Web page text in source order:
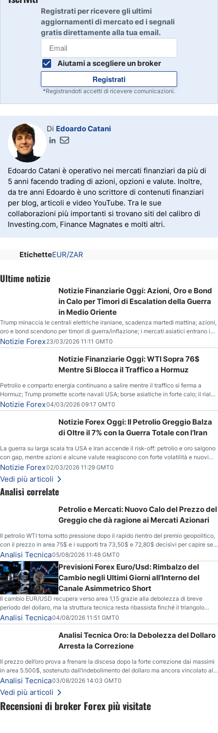
Registrati per ricevere gli ultimi
aggiornamenti di mercato ed i segnali
gratis direttamente alla tua email.
Aiutami a scegliere un broker
Registrati
*Registrandoti accetti di ricevere comunicazioni.
Di Edoardo Catani
Edoardo Catani è operativo nei mercati finanziari da più di
5 anni facendo trading di azioni, opzioni e valute. Inoltre,
da tre anni Edoardo è uno scrittore di contenuti finanziari
per blog, articoli e video YouTube. Tra le sue
collaborazioni più importanti si trovano siti del calibro di
Investing.com, Finance Magnates e molti altri.
EtichetteEUR/ZAR
Recensioni di broker Forex più visitate
Ultime notizie
Notizie Finanziarie Oggi: Azioni, Oro e Bond
in Calo per Timori di Escalation della Guerra
in Medio Oriente
Trump minaccia le centrali elettriche iraniane, scadenza martedì mattina; azioni,
oro e bond scendono per timori di guerra/inflazione; i mercati asiatici entrano in
correzione; il petrolio greggio resta stabile.
Notizie Forex23/03/2026 11:11 GMT0
Notizie Finanziarie Oggi: WTI Sopra 76$
Mentre Si Blocca il Traffico a Hormuz
Petrolio e comparto energia continuano a salire mentre il traffico si ferma a
Hormuz; Trump promette scorte navali USA; borse asiatiche in forte calo; il rialzo
del gas naturale mette pressione all’euro.
Notizie Forex04/03/2026 09:17 GMT0
Notizie Forex Oggi: Il Petrolio Greggio Balza
di Oltre il 7% con la Guerra Totale con l’Iran
La guerra su larga scala tra USA e Iran accende il risk-off: petrolio e oro salgono
con gap, mentre azioni e alcune valute reagiscono con forte volatilità e nuovi
livelli da monitorare.
Notizie Forex02/03/2026 11:29 GMT0
Vedi più articoli
Analisi correlate
Petrolio e Mercati: Nuovo Calo del Prezzo del
Greggio che dà ragione ai Mercati Azionari
Il petrolio WTI torna sotto pressione dopo il rapido rientro del premio geopolitico,
con il prezzo in area 75$ e i supporti tra 73,50$ e 72,80$ decisivi per capire se il
ribasso potrà estendersi verso quota 70$.
Analisi Tecnica05/08/2026 11:48 GMT0
Previsioni Forex Euro/Usd: Rimbalzo del
Cambio negli Ultimi Giorni all’Interno del
Canale Asimmetrico Short
Il cambio EUR/USD recupera verso area 1,15 grazie alla debolezza di breve
periodo del dollaro, ma la struttura tecnica resta ribassista finché il triangolo
asimmetrico short continua a contenere il movimento.
Analisi Tecnica04/08/2026 11:51 GMT0
Analisi Tecnica Oro: la Debolezza del Dollaro
Arresta la Correzione
Il prezzo dell’oro prova a frenare la discesa dopo la forte correzione dai massimi
in area 5.500$, sostenuto dall’indebolimento del dollaro ma ancora vincolato alla
resistenza chiave tra 4.110$ e 4.120$.
Analisi Tecnica03/08/2026 14:03 GMT0
Vedi più articoli